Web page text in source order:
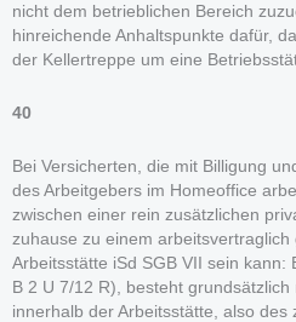
nicht dem betrieblichen Bereich
hinreichende Anhaltspunkte dafür,
der Kellertreppe um eine
40
Bei Versicherten, die mit Billigung
des Arbeitgebers im Homeoffice
zwischen einer rein zusätzlichen
zuhause zu einem
Arbeitsstätte iSd SGB VII sein kann:
B 2 U 7/12 R), besteht
innerhalb der Arbeitsstätte, also des